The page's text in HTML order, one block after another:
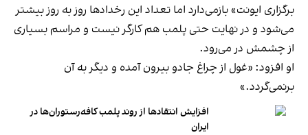
برگزاری ایونت» بازمی‌دارد اما تعداد این رخدادها روز به روز بیشتر
می‌شود و در نهایت حتی پلمب هم کارگر نیست و مراسم بسیاری
از چشمش در می‌رود.
او افزود: «غول از چراغ جادو بیرون آمده و دیگر به آن
برنمی‎‌گردد.»
افزایش انتقادها از روند پلمب کافه‌رستوران‌ها در
ایران